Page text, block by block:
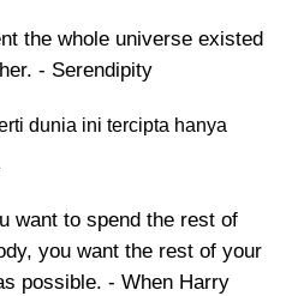
the whole universe existed
- Serendipity
dunia ini tercipta hanya
want to spend the rest of
you want the rest of your
possible. - When Harry